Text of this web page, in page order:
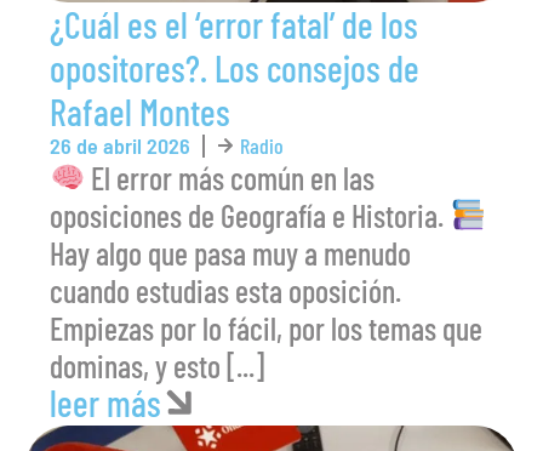
¿Cuál es el ‘error fatal’ de los
opositores?. Los consejos de
Rafael Montes
26 de abril 2026 Radio
El error más común en las
oposiciones de Geografía e Historia.
Hay algo que pasa muy a menudo
cuando estudias esta oposición.
Empiezas por lo fácil, por los temas que
dominas, y esto [...]
leer más